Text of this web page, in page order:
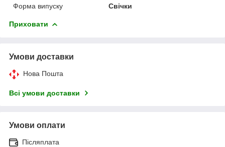
Форма випуску
Свічки
Приховати
Умови доставки
Нова Пошта
Всі умови доставки
Умови оплати
Післяплата